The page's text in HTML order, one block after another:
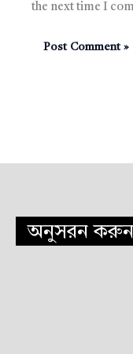
the next time I
অনুসরন করুন